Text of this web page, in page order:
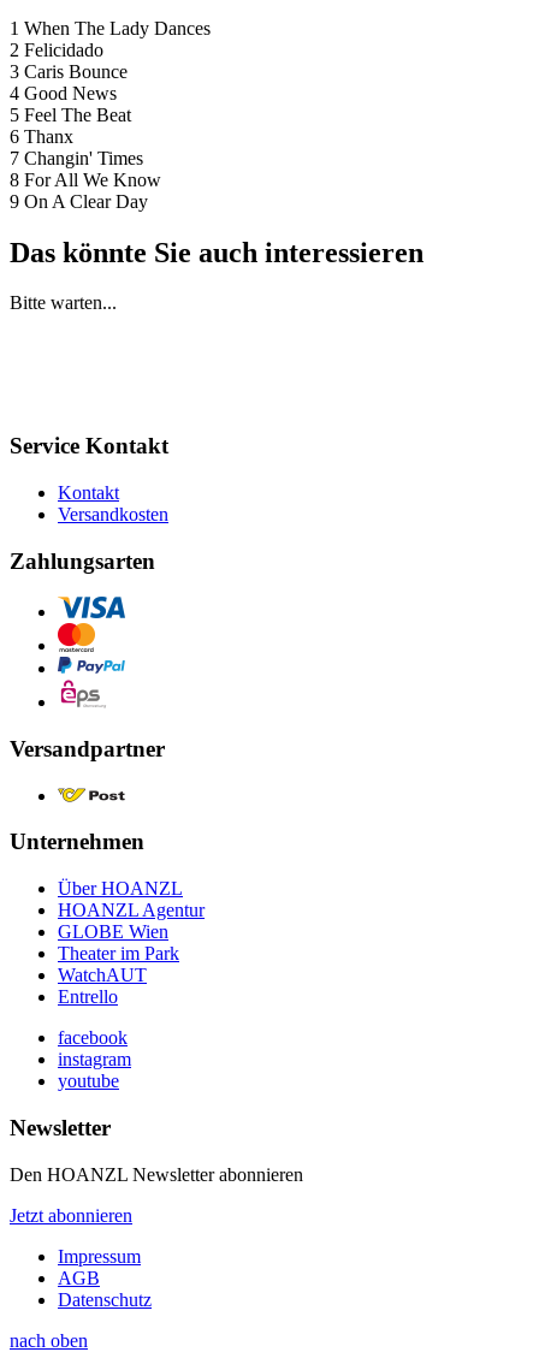
1 When The Lady Dances
2 Felicidado
3 Caris Bounce
4 Good News
5 Feel The Beat
6 Thanx
7 Changin' Times
8 For All We Know
9 On A Clear Day
Das könnte Sie auch interessieren
Bitte warten...
Service Kontakt
Kontakt
Versandkosten
Zahlungsarten
Versandpartner
Unternehmen
Über HOANZL
HOANZL Agentur
GLOBE Wien
Theater im Park
WatchAUT
Entrello
facebook
instagram
youtube
Newsletter
Den HOANZL Newsletter abonnieren
Jetzt abonnieren
Impressum
AGB
Datenschutz
nach oben